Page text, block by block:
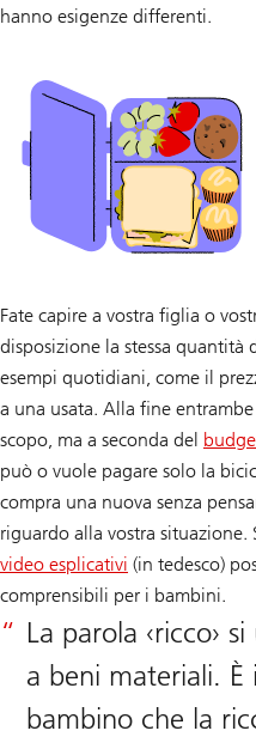
hanno esigenze differenti.
Fate capire a vostra figlia o
disposizione la stessa quantità
esempi quotidiani, come il
a una usata. Alla fine
scopo, ma a seconda del
può o vuole pagare solo la
compra una nuova senza
riguardo alla vostra
video esplicativi (in tedesco)
comprensibili per i bambini.
La parola ‹ricco›
a beni materiali.
bambino che la